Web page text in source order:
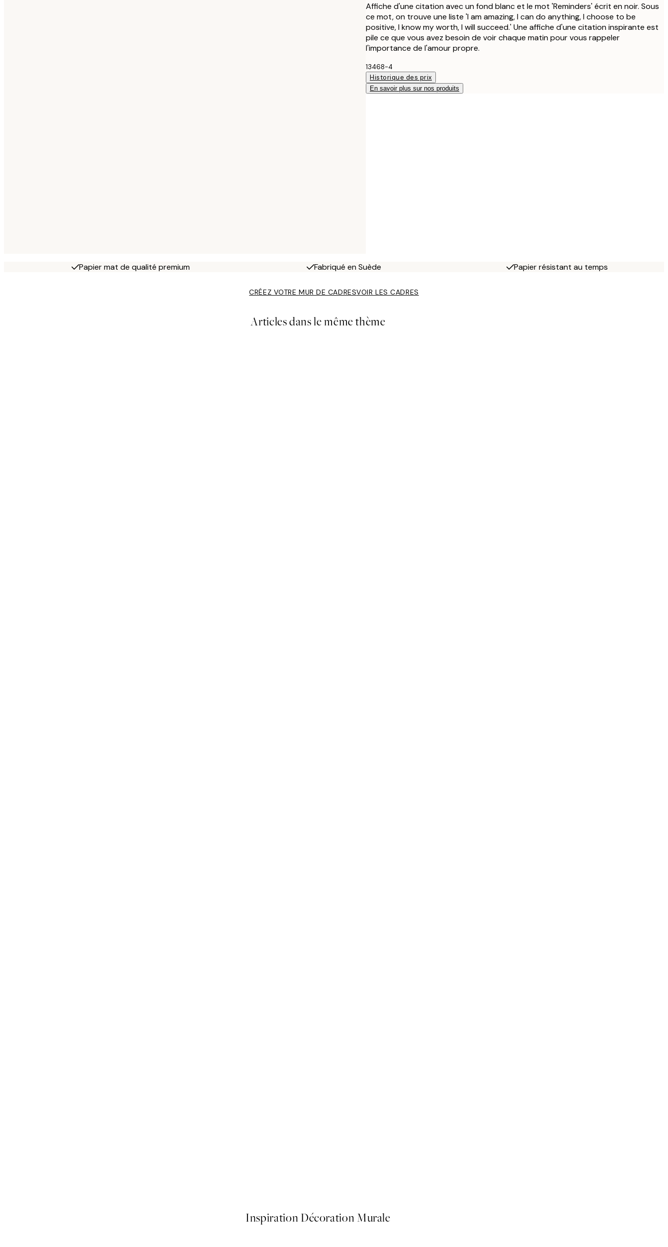
Affiche d'une citation avec un fond blanc et le mot 'Reminders' écrit en noir. Sous
ce mot, on trouve une liste 'I am amazing, I can do anything, I choose to be
positive, I know my worth, I will succeed.' Une affiche d'une citation inspirante est
pile ce que vous avez besoin de voir chaque matin pour vous rappeler
l'importance de l'amour propre.
13468-4
Historique des prix
En savoir plus sur nos produits
Papier mat de qualité premium Fabriqué en Suède Papier résistant au temps
CRÉEZ VOTRE MUR DE CADRESVOIR LES CADRES
Articles dans le même thème
Inspiration Décoration Murale